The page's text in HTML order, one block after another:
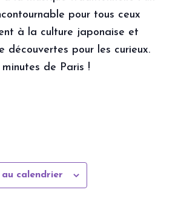
pour tous ceux
à la culture japonaise et
découvertes pour les curieux.
de Paris !
calendrier